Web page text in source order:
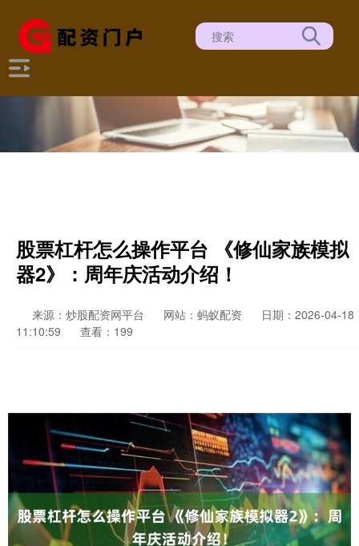
股票杠杆怎么操作平台 《修仙家族模拟
器2》：周年庆活动介绍！
来源：炒股配资网平台 网站：蚂蚁配资
日期：2026-04-18
11:10:59
查看：199